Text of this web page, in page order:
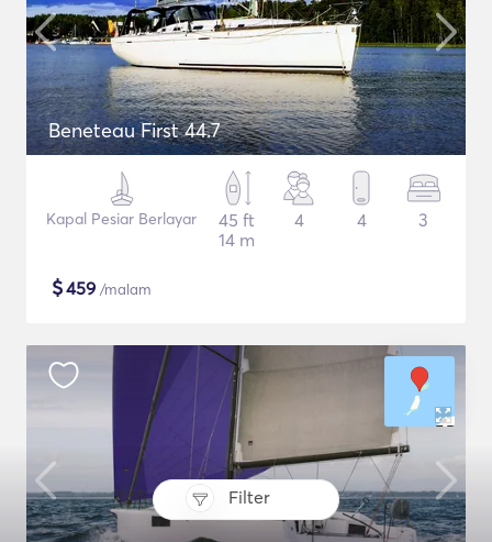
Filter
Beneteau First 44.7
Kapal Pesiar Berlayar
45 ft
14 m
4 4 3
$459 /malam